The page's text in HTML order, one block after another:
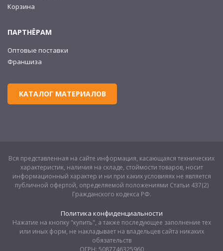
Корзина
ПАРТНЁРАМ
Оптовые поставки
Франшиза
КАТАЛОГ МАТЕРИАЛОВ
Вся представленная на сайте информация, касающаяся технических
характеристик, наличия на складе, стоймости товаров, носит
информационный характер и ни при каких условияях не является
публичной офертой, определяемой положениями Статьи 437(2)
Гражданского кодекса РФ.
Политика конфиденциальности
Нажатие на кнопку "купить", а также последующее заполнение тех
или иных форм, не накладывает на владельцев сайта никаких
обязательств
ОГРН: 5087746325960